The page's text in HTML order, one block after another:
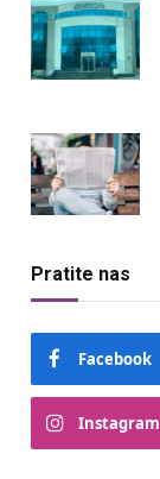
Pratite nas
Facebook
Instagram